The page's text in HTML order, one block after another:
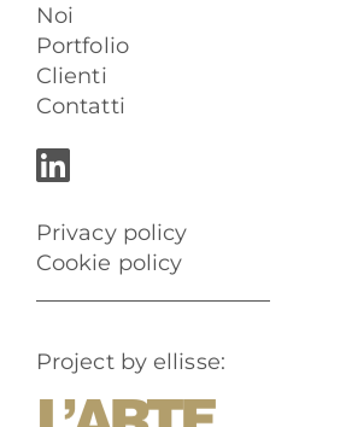
Noi
Portfolio
Clienti
Contatti
Privacy policy
Cookie policy
Project by ellisse: